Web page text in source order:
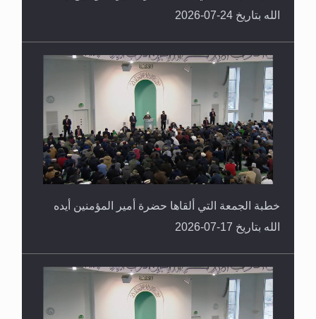
الله بتاريخ 24-07-2026
خطبة الجمعة التي ألقاها حضرة أمير المؤمنين أيده
الله بتاريخ 17-07-2026